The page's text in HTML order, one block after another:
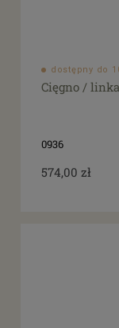
dostępny do
Cięgno /
0936
574,00 zł